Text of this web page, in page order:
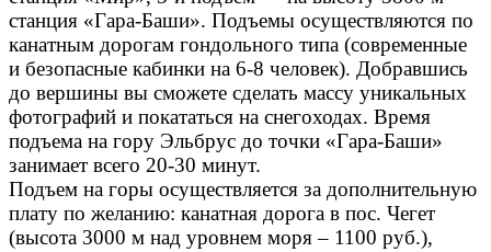
станция «Гара-Баши». Подъемы осуществляются по
канатным дорогам гондольного типа (современные
и безопасные кабинки на 6-8 человек). Добравшись
до вершины вы сможете сделать массу уникальных
фотографий и покататься на снегоходах. Время
подъема на гору Эльбрус до точки «Гара-Баши»
занимает всего 20-30 минут.
Подъем на горы осуществляется за дополнительную
плату по желанию: канатная дорога в пос. Чегет
(высота 3000 м над уровнем моря – 1100 руб.),